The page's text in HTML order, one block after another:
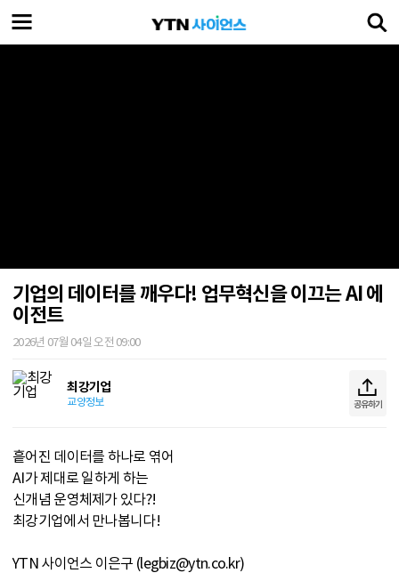
기업의 데이터를 깨우다! 업무혁신을 이끄는 AI 에
이전트
2026년 07월 04일 오전 09:00
최강기업
교양정보 공유하기
흩어진 데이터를 하나로 엮어
AI가 제대로 일하게 하는
신개념 운영체제가 있다?!
최강기업에서 만나봅니다!
YTN 사이언스 이은구 (legbiz@ytn.co.kr)